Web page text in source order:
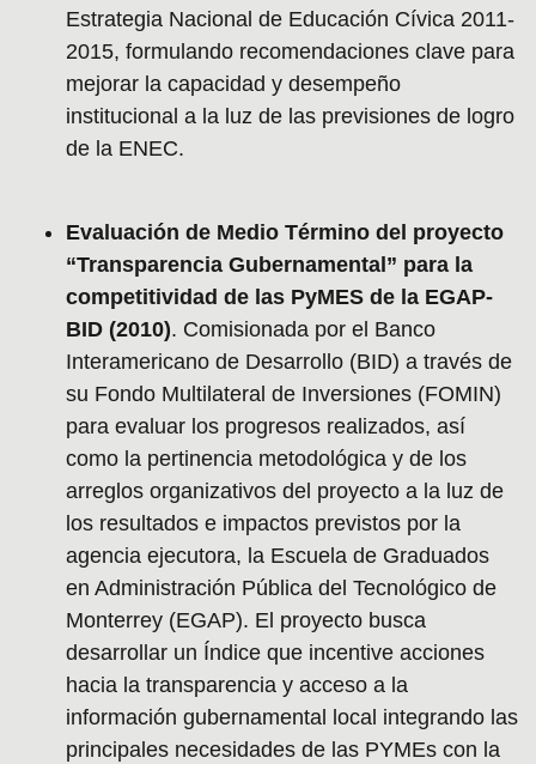
Estrategia Nacional de Educación Cívica 2011-
2015, formulando recomendaciones clave para
mejorar la capacidad y desempeño
institucional a la luz de las previsiones de logro
de la ENEC.
Evaluación de Medio Término del proyecto
“Transparencia Gubernamental” para la
competitividad de las PyMES de la EGAP-
BID (2010). Comisionada por el Banco
Interamericano de Desarrollo (BID) a través de
su Fondo Multilateral de Inversiones (FOMIN)
para evaluar los progresos realizados, así
como la pertinencia metodológica y de los
arreglos organizativos del proyecto a la luz de
los resultados e impactos previstos por la
agencia ejecutora, la Escuela de Graduados
en Administración Pública del Tecnológico de
Monterrey (EGAP). El proyecto busca
desarrollar un Índice que incentive acciones
hacia la transparencia y acceso a la
información gubernamental local integrando las
principales necesidades de las PYMEs con la